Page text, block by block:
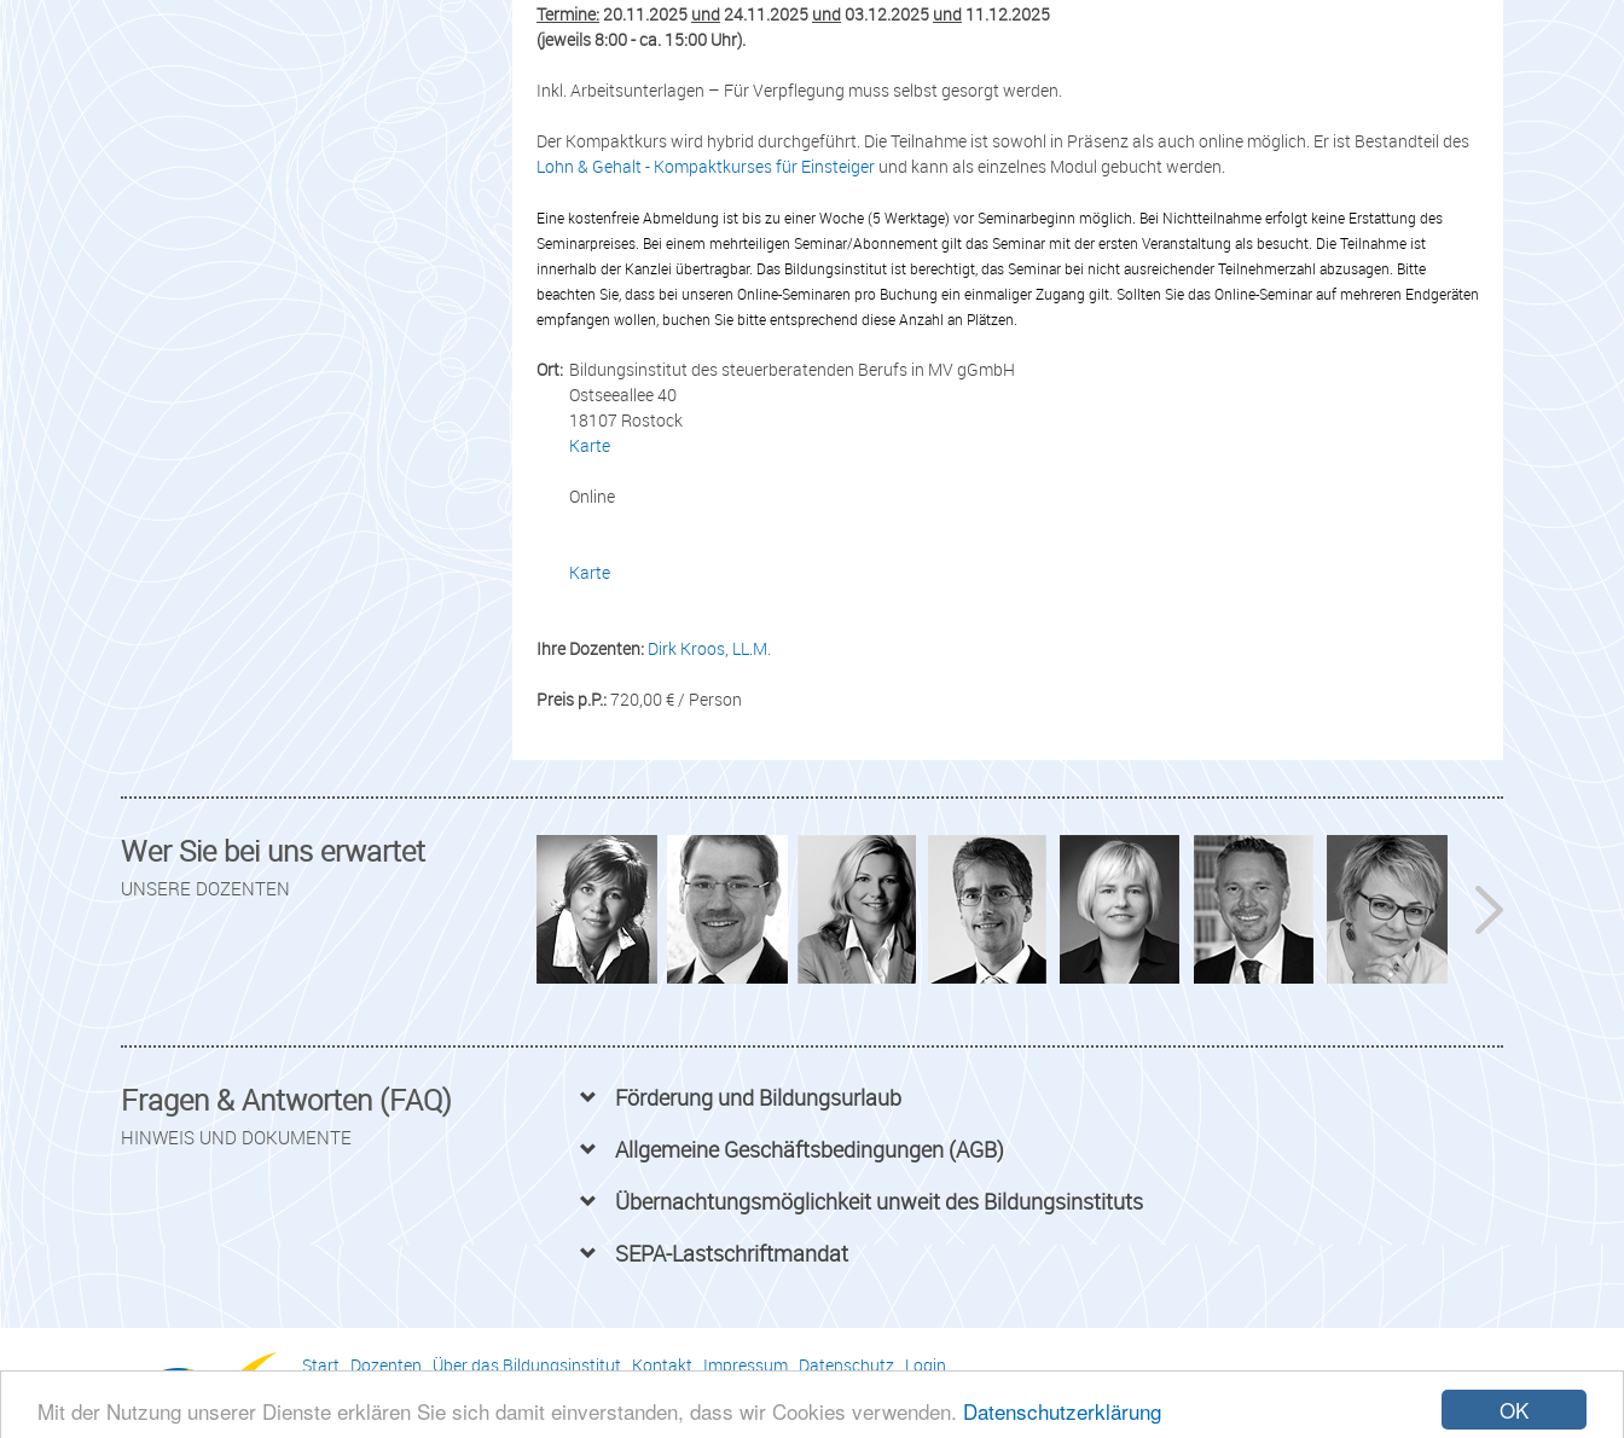
OK
Mit der Nutzung unserer Dienste erklären Sie sich damit einverstanden, dass wir Cookies verwenden. Datenschutzerklärung
Termine: 20.11.2025 und 24.11.2025 und 03.12.2025 und 11.12.2025
(jeweils 8:00 - ca. 15:00 Uhr).
Inkl. Arbeitsunterlagen – Für Verpflegung muss selbst gesorgt werden.
Der Kompaktkurs wird hybrid durchgeführt. Die Teilnahme ist sowohl in Präsenz als auch online möglich. Er ist Bestandteil des
Lohn & Gehalt - Kompaktkurses für Einsteiger und kann als einzelnes Modul gebucht werden.
Eine kostenfreie Abmeldung ist bis zu einer Woche (5 Werktage) vor Seminarbeginn möglich. Bei Nichtteilnahme erfolgt keine Erstattung des
Seminarpreises. Bei einem mehrteiligen Seminar/Abonnement gilt das Seminar mit der ersten Veranstaltung als besucht. Die Teilnahme ist
innerhalb der Kanzlei übertragbar. Das Bildungsinstitut ist berechtigt, das Seminar bei nicht ausreichender Teilnehmerzahl abzusagen. Bitte
beachten Sie, dass bei unseren Online-Seminaren pro Buchung ein einmaliger Zugang gilt. Sollten Sie das Online-Seminar auf mehreren Endgeräten
empfangen wollen, buchen Sie bitte entsprechend diese Anzahl an Plätzen.
Ort: Bildungsinstitut des steuerberatenden Berufs in MV gGmbH
Ostseeallee 40
18107 Rostock
Karte
Online
Karte
Ihre Dozenten: Dirk Kroos, LL.M.
Preis p.P.:720,00 € / Person
Wer Sie bei uns erwartet
UNSERE DOZENTEN
Fragen & Antworten (FAQ)
HINWEIS UND DOKUMENTE
Förderung und Bildungsurlaub
Allgemeine Geschäftsbedingungen (AGB)
Übernachtungsmöglichkeit unweit des Bildungsinstituts
SEPA-Lastschriftmandat
Start Dozenten Über das Bildungsinstitut Kontakt Impressum Datenschutz Login
Bildungsinstitut des steuerberatenden Berufs in Mecklenburg-Vorpommern gGmbH . Ostseeallee 40 . 18107 Rostock